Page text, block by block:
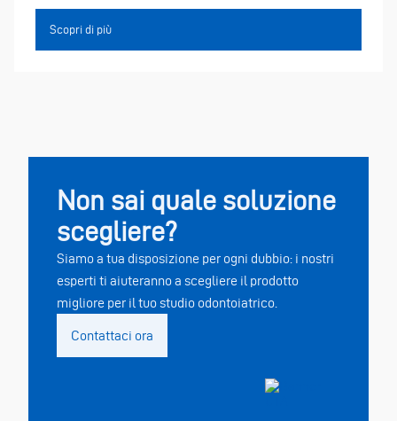
Scopri di più
Non sai quale soluzione
scegliere?
Siamo a tua disposizione per ogni dubbio: i nostri
esperti ti aiuteranno a scegliere il prodotto
migliore per il tuo studio odontoiatrico.
Contattaci ora